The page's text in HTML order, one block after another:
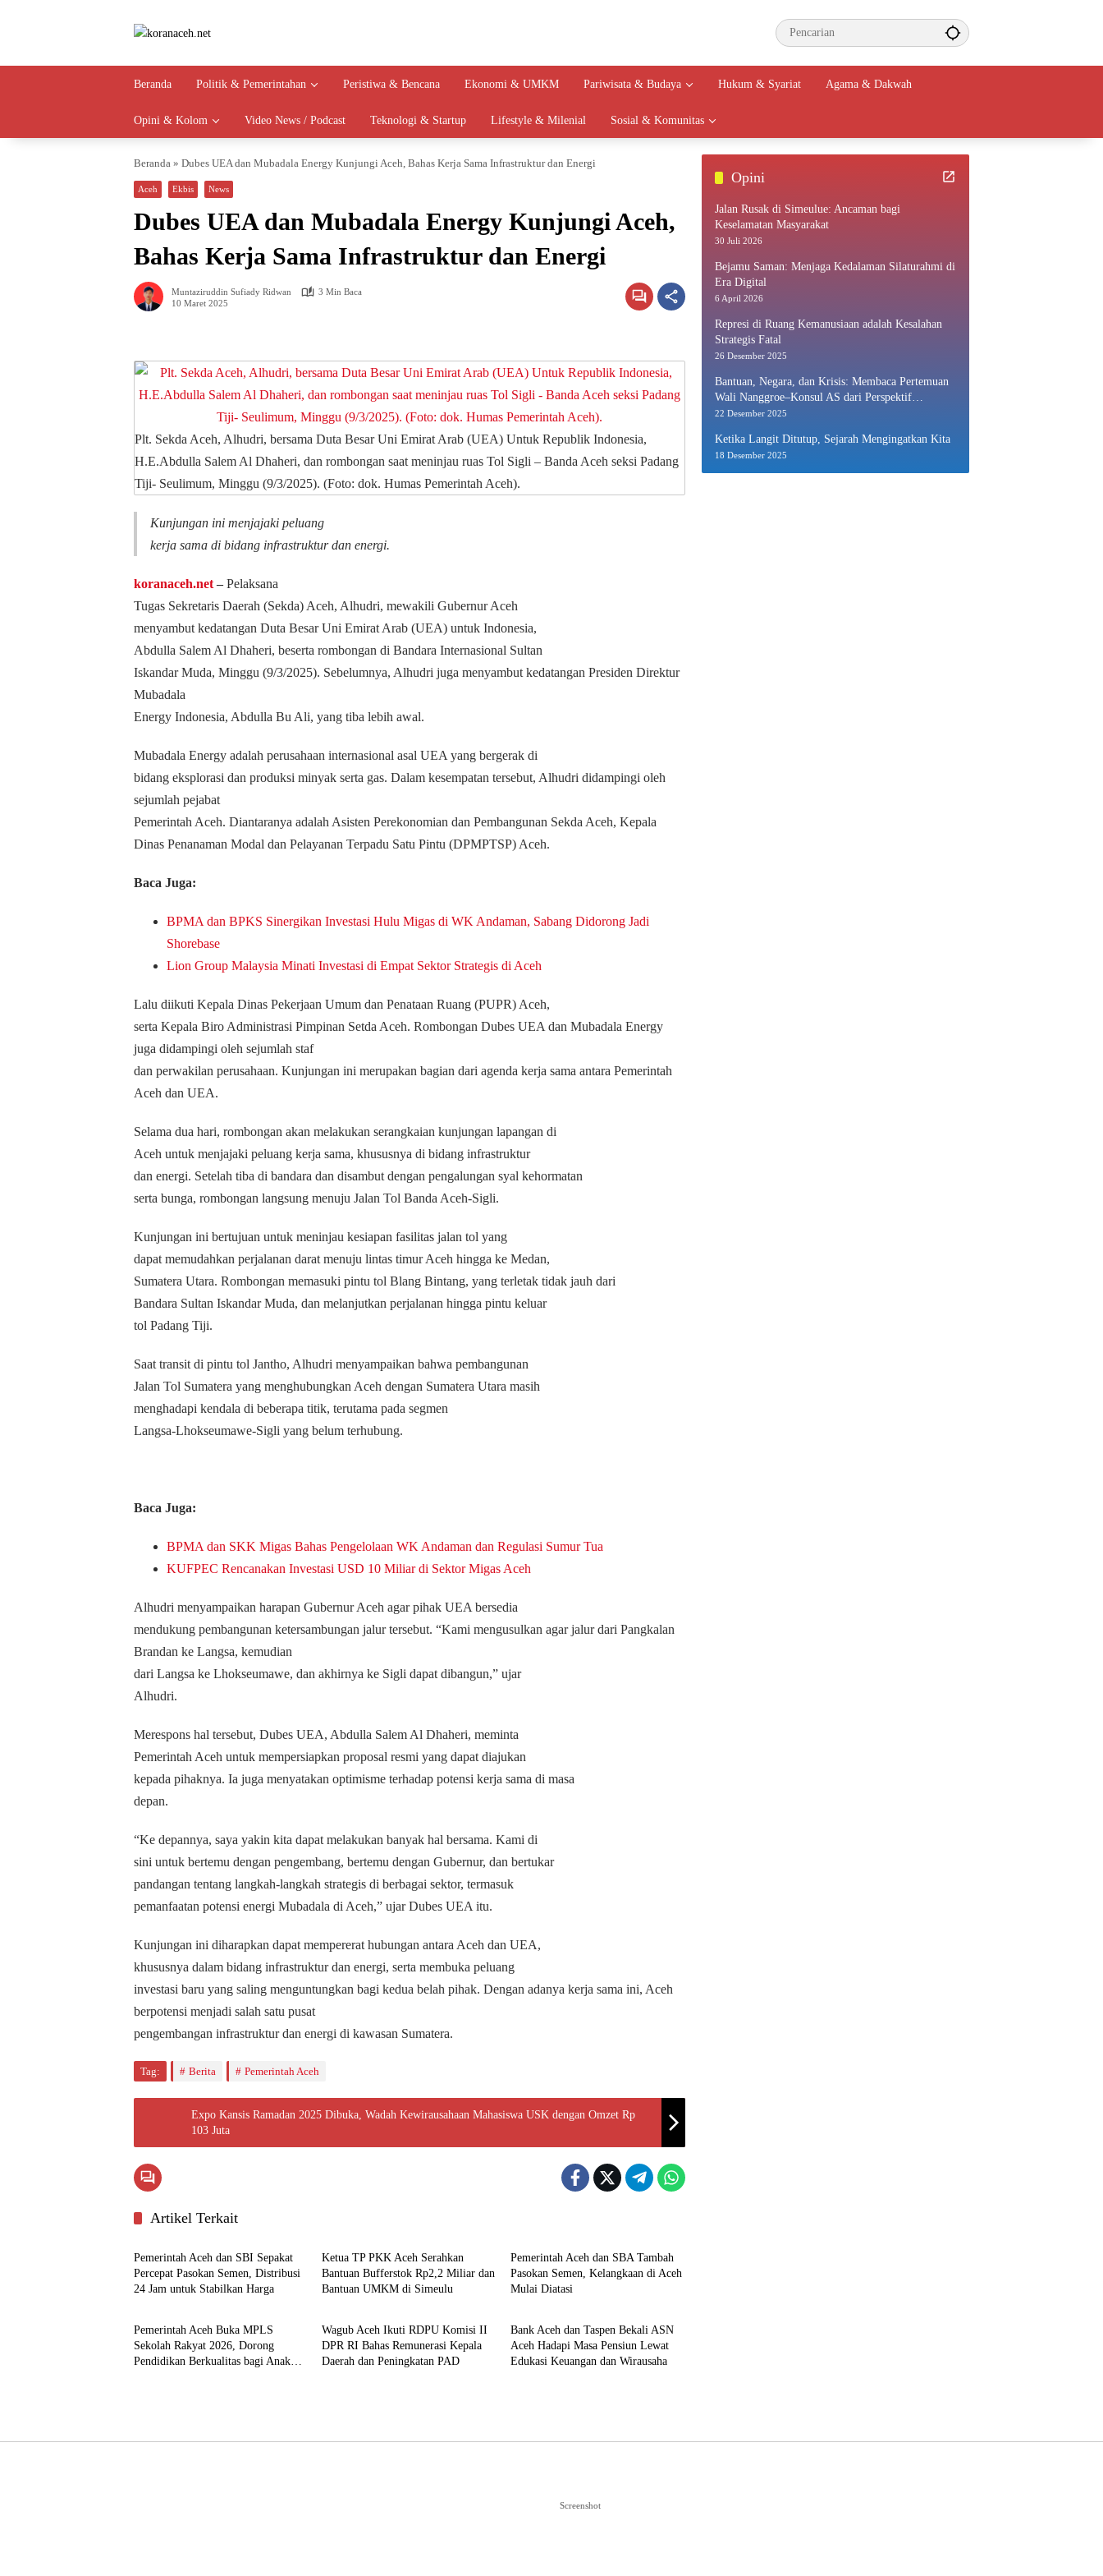
Beranda Politik & Pemerintahan Peristiwa & Bencana Ekonomi & UMKM Pariwisata & Budaya Hukum & Syariat Agama & Dakwah
Opini & Kolom Video News / Podcast Teknologi & Startup Lifestyle & Milenial Sosial & Komunitas
Beranda » Dubes UEA dan Mubadala Energy Kunjungi Aceh, Bahas Kerja Sama Infrastruktur dan Energi
Aceh Ekbis News
Dubes UEA dan Mubadala Energy Kunjungi Aceh,
Bahas Kerja Sama Infrastruktur dan Energi
Muntaziruddin Sufiady Ridwan
3 Min Baca
10 Maret 2025
Plt. Sekda Aceh, Alhudri, bersama Duta Besar Uni Emirat Arab (UEA) Untuk Republik Indonesia,
H.E.Abdulla Salem Al Dhaheri, dan rombongan saat meninjau ruas Tol Sigli – Banda Aceh seksi Padang
Tiji- Seulimum, Minggu (9/3/2025). (Foto: dok. Humas Pemerintah Aceh).
Kunjungan ini menjajaki peluang
kerja sama di bidang infrastruktur dan energi.
koranaceh.net – Pelaksana
Tugas Sekretaris Daerah (Sekda) Aceh, Alhudri, mewakili Gubernur Aceh
menyambut kedatangan Duta Besar Uni Emirat Arab (UEA) untuk Indonesia,
Abdulla Salem Al Dhaheri, beserta rombongan di Bandara Internasional Sultan
Iskandar Muda, Minggu (9/3/2025). Sebelumnya, Alhudri juga menyambut kedatangan Presiden Direktur
Mubadala
Energy Indonesia, Abdulla Bu Ali, yang tiba lebih awal.
Mubadala Energy adalah perusahaan internasional asal UEA yang bergerak di
bidang eksplorasi dan produksi minyak serta gas. Dalam kesempatan tersebut, Alhudri didampingi oleh
sejumlah pejabat
Pemerintah Aceh. Diantaranya adalah Asisten Perekonomian dan Pembangunan Sekda Aceh, Kepala
Dinas Penanaman Modal dan Pelayanan Terpadu Satu Pintu (DPMPTSP) Aceh.
Baca Juga:
BPMA dan BPKS Sinergikan Investasi Hulu Migas di WK Andaman, Sabang Didorong Jadi
Shorebase
Lion Group Malaysia Minati Investasi di Empat Sektor Strategis di Aceh
Lalu diikuti Kepala Dinas Pekerjaan Umum dan Penataan Ruang (PUPR) Aceh,
serta Kepala Biro Administrasi Pimpinan Setda Aceh. Rombongan Dubes UEA dan Mubadala Energy
juga didampingi oleh sejumlah staf
dan perwakilan perusahaan. Kunjungan ini merupakan bagian dari agenda kerja sama antara Pemerintah
Aceh dan UEA.
Selama dua hari, rombongan akan melakukan serangkaian kunjungan lapangan di
Aceh untuk menjajaki peluang kerja sama, khususnya di bidang infrastruktur
dan energi. Setelah tiba di bandara dan disambut dengan pengalungan syal kehormatan
serta bunga, rombongan langsung menuju Jalan Tol Banda Aceh-Sigli.
Kunjungan ini bertujuan untuk meninjau kesiapan fasilitas jalan tol yang
dapat memudahkan perjalanan darat menuju lintas timur Aceh hingga ke Medan,
Sumatera Utara. Rombongan memasuki pintu tol Blang Bintang, yang terletak tidak jauh dari
Bandara Sultan Iskandar Muda, dan melanjutkan perjalanan hingga pintu keluar
tol Padang Tiji.
Saat transit di pintu tol Jantho, Alhudri menyampaikan bahwa pembangunan
Jalan Tol Sumatera yang menghubungkan Aceh dengan Sumatera Utara masih
menghadapi kendala di beberapa titik, terutama pada segmen
Langsa-Lhokseumawe-Sigli yang belum terhubung.
Baca Juga:
BPMA dan SKK Migas Bahas Pengelolaan WK Andaman dan Regulasi Sumur Tua
KUFPEC Rencanakan Investasi USD 10 Miliar di Sektor Migas Aceh
Alhudri menyampaikan harapan Gubernur Aceh agar pihak UEA bersedia
mendukung pembangunan ketersambungan jalur tersebut. “Kami mengusulkan agar jalur dari Pangkalan
Brandan ke Langsa, kemudian
dari Langsa ke Lhokseumawe, dan akhirnya ke Sigli dapat dibangun,” ujar
Alhudri.
Merespons hal tersebut, Dubes UEA, Abdulla Salem Al Dhaheri, meminta
Pemerintah Aceh untuk mempersiapkan proposal resmi yang dapat diajukan
kepada pihaknya. Ia juga menyatakan optimisme terhadap potensi kerja sama di masa
depan.
“Ke depannya, saya yakin kita dapat melakukan banyak hal bersama. Kami di
sini untuk bertemu dengan pengembang, bertemu dengan Gubernur, dan bertukar
pandangan tentang langkah-langkah strategis di berbagai sektor, termasuk
pemanfaatan potensi energi Mubadala di Aceh,” ujar Dubes UEA itu.
Kunjungan ini diharapkan dapat mempererat hubungan antara Aceh dan UEA,
khususnya dalam bidang infrastruktur dan energi, serta membuka peluang
investasi baru yang saling menguntungkan bagi kedua belah pihak. Dengan adanya kerja sama ini, Aceh
berpotensi menjadi salah satu pusat
pengembangan infrastruktur dan energi di kawasan Sumatera.
Tag: Berita Pemerintah Aceh
Expo Kansis Ramadan 2025 Dibuka, Wadah Kewirausahaan Mahasiswa USK dengan Omzet Rp
103 Juta
Artikel Terkait
Pemerintahan
Pemerintah Aceh dan SBI Sepakat
Percepat Pasokan Semen, Distribusi
24 Jam untuk Stabilkan Harga
Ketua TP PKK Aceh Serahkan
Bantuan Bufferstok Rp2,2 Miliar dan
Bantuan UMKM di Simeulu
Pemerintah Aceh dan SBA Tambah
Pasokan Semen, Kelangkaan di Aceh
Mulai Diatasi
Pemerintah Aceh Buka MPLS
Sekolah Rakyat 2026, Dorong
Pendidikan Berkualitas bagi Anak
Wagub Aceh Ikuti RDPU Komisi II
DPR RI Bahas Remunerasi Kepala
Daerah dan Peningkatan PAD
Bank Aceh dan Taspen Bekali ASN
Aceh Hadapi Masa Pensiun Lewat
Edukasi Keuangan dan Wirausaha
Opini
Jalan Rusak di Simeulue: Ancaman bagi
Keselamatan Masyarakat
30 Juli 2026
Bejamu Saman: Menjaga Kedalaman Silaturahmi di
Era Digital
6 April 2026
Represi di Ruang Kemanusiaan adalah Kesalahan
Strategis Fatal
26 Desember 2025
Bantuan, Negara, dan Krisis: Membaca Pertemuan
Wali Nanggroe–Konsul AS dari Perspektif
Ekonomi Politik
22 Desember 2025
Ketika Langit Ditutup, Sejarah Mengingatkan Kita
18 Desember 2025
Screenshot